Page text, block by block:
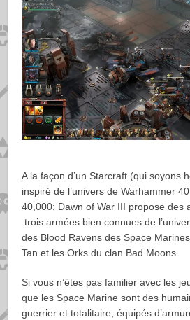
A la façon d’un Starcraft (qui soyons
inspiré de l’univers de Warhammer
40,000: Dawn of War III propose des
trois armées bien connues de
des Blood Ravens des Space
Tan et les Orks du clan Bad Moons.
Si vous n’êtes pas familier avec les
que les Space Marine sont des
guerrier et totalitaire, équipés